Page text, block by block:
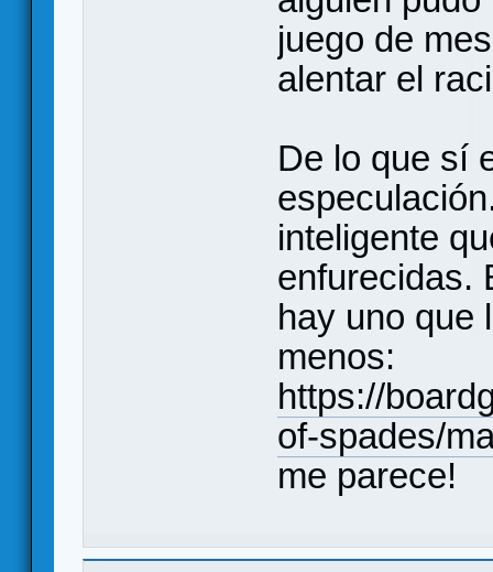
juego de
alentar el
De lo que sí
inteligente
enfurecidas.
hay uno que
menos:
https://
of-spades/
me parece!